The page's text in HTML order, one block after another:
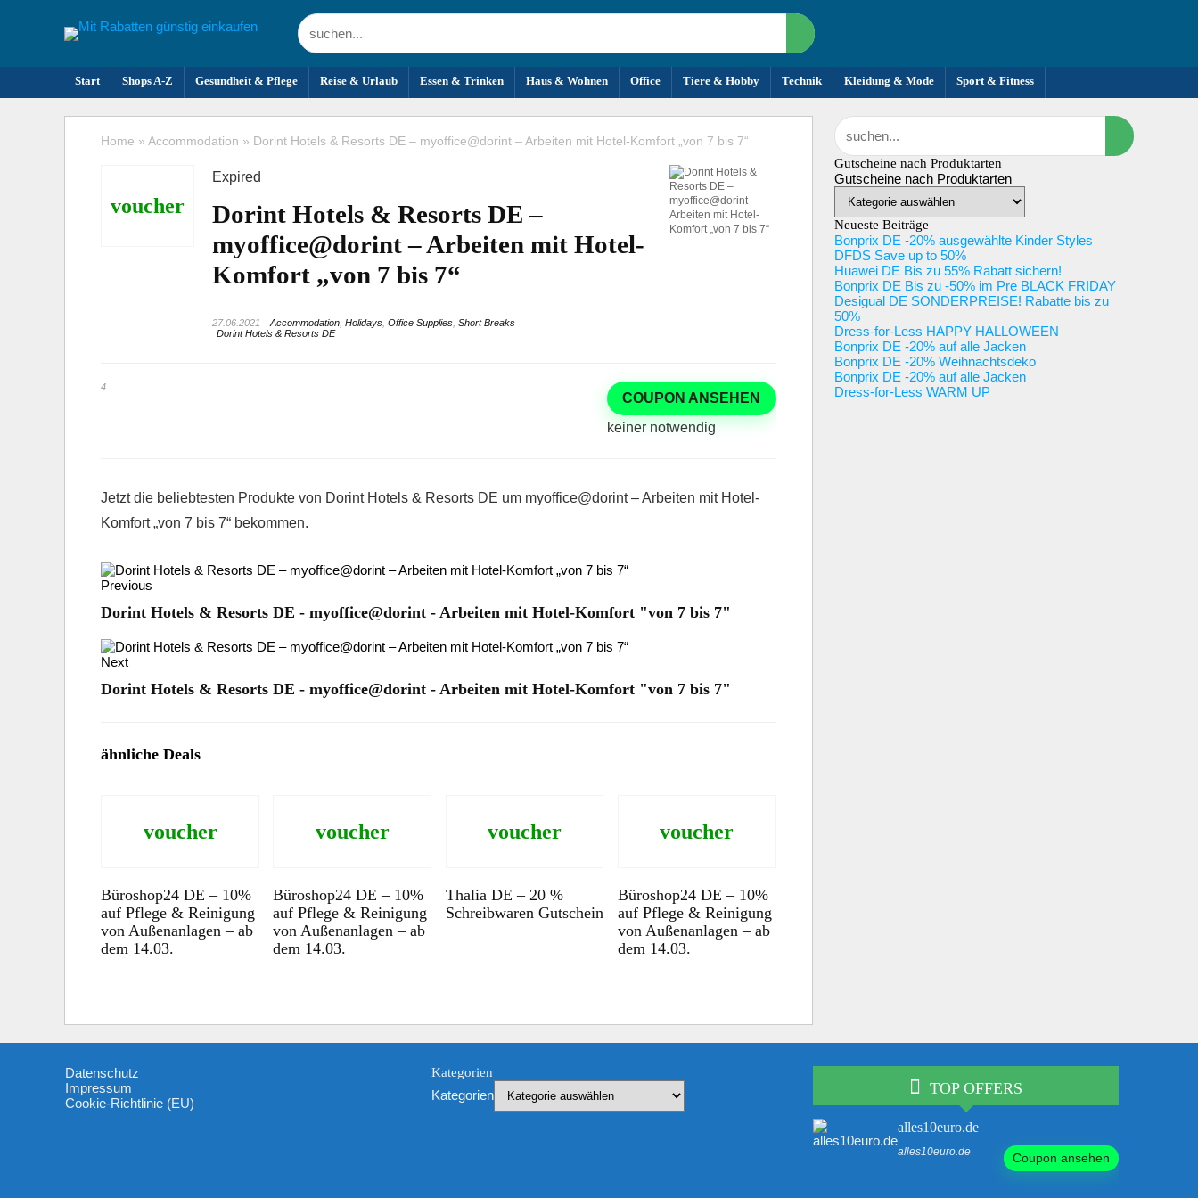
Start Shops A-Z Gesundheit & Pflege Reise & Urlaub Essen & Trinken Haus & Wohnen Office Tiere & Hobby Technik Kleidung & Mode Sport & Fitness
Home » Accommodation » Dorint Hotels & Resorts DE – myoffice@dorint – Arbeiten mit Hotel-Komfort „von 7 bis 7“
voucher
Expired
Dorint Hotels & Resorts DE –
myoffice@dorint – Arbeiten mit Hotel-
Komfort „von 7 bis 7“
27.06.2021 Accommodation Holidays Office Supplies Short Breaks
Dorint Hotels & Resorts DE
4
COUPON ANSEHEN
keiner notwendig
Jetzt die beliebtesten Produkte von Dorint Hotels & Resorts DE um myoffice@dorint – Arbeiten mit Hotel-
Komfort „von 7 bis 7“ bekommen.
Previous
Dorint Hotels & Resorts DE - myoffice@dorint - Arbeiten mit Hotel-Komfort "von 7 bis 7"
Next
Dorint Hotels & Resorts DE - myoffice@dorint - Arbeiten mit Hotel-Komfort "von 7 bis 7"
ähnliche Deals
voucher
Büroshop24 DE – 10%
auf Pflege & Reinigung
von Außenanlagen – ab
dem 14.03.
voucher
Büroshop24 DE – 10%
auf Pflege & Reinigung
von Außenanlagen – ab
dem 14.03.
voucher
Thalia DE – 20 %
Schreibwaren Gutschein
voucher
Büroshop24 DE – 10%
auf Pflege & Reinigung
von Außenanlagen – ab
dem 14.03.
Gutscheine nach Produktarten
Gutscheine nach Produktarten
Neueste Beiträge
Bonprix DE -20% ausgewählte Kinder Styles
DFDS Save up to 50%
Huawei DE Bis zu 55% Rabatt sichern!
Bonprix DE Bis zu -50% im Pre BLACK FRIDAY
Desigual DE SONDERPREISE! Rabatte bis zu
50%
Dress-for-Less HAPPY HALLOWEEN
Bonprix DE -20% auf alle Jacken
Bonprix DE -20% Weihnachtsdeko
Bonprix DE -20% auf alle Jacken
Dress-for-Less WARM UP
Datenschutz
Impressum
Cookie-Richtlinie (EU)
Kategorien
Kategorien TOP OFFERS
alles10euro.de
alles10euro.de Coupon ansehen